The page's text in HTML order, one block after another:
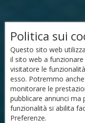
Politica sui
Questo sito web
il sito web a
visitatore le
esso. Potremmo
monitorare le
pubblicare annunci ma
funzionalità si abilita
Preferenze.